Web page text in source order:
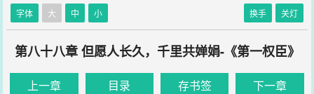
字体 大 中 小 换手 关灯
第八十八章 但愿人长久，千里共婵娟-《第一权臣》
上一章 目录 存书签 下一章